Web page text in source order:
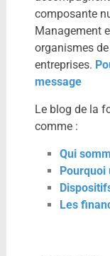
composante
Management
organismes
entreprises.
message
Le blog de la
comme :
Qui
Pourquoi
Les